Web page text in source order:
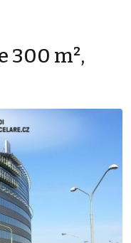
300 m²,